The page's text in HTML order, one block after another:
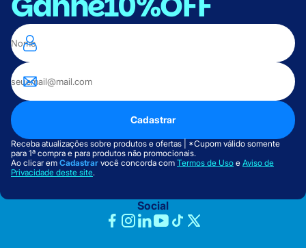
Cadastrar
Receba atualizações sobre produtos e ofertas | *Cupom válido somente
para 1ª compra e para produtos não promocionais.
Ao clicar em Cadastrar você concorda com Termos de Uso e Aviso de
Privacidade deste site.
Social